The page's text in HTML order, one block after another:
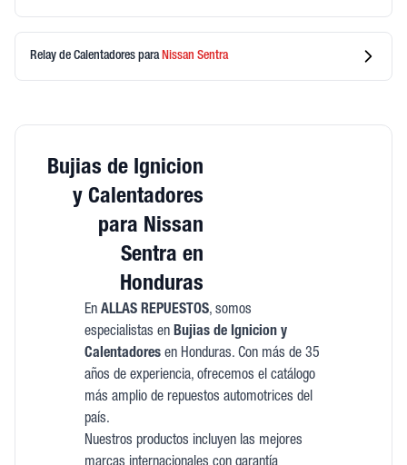
Relay de Calentadores para Nissan Sentra
Bujias de Ignicion
y Calentadores
para Nissan
Sentra en
Honduras
En ALLAS REPUESTOS, somos
especialistas en Bujias de Ignicion y
Calentadoresen Honduras. Con más de 35
años de experiencia, ofrecemos el catálogo
más amplio de repuestos automotrices del
país.
Nuestros productos incluyen las mejores